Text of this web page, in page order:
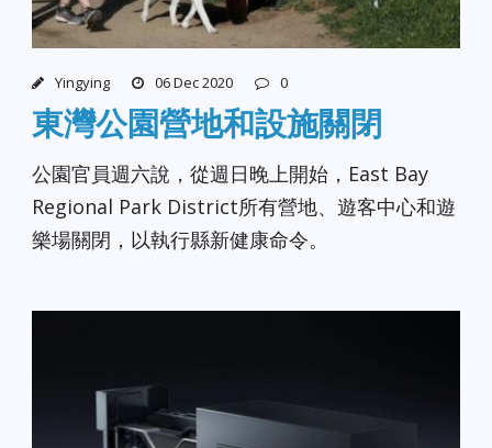
Yingying 06 Dec 2020 0
東灣公園營地和設施關閉
公園官員週六說，從週日晚上開始，East Bay
Regional Park District所有營地、遊客中心和遊
樂場關閉，以執行縣新健康命令。